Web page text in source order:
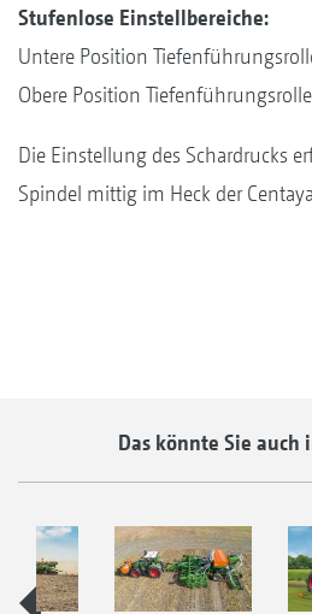
Stufenlose Einstellbereiche:
Untere Position
Obere Position
Die Einstellung des Schardrucks
Spindel mittig im Heck der
Das könnte Sie auch